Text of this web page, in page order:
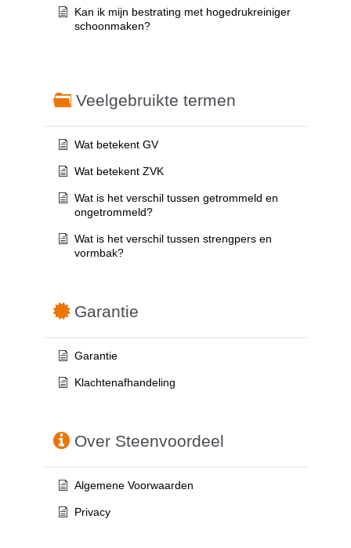
Kan ik mijn bestrating met hogedrukreiniger
schoonmaken?
Veelgebruikte termen
Wat betekent GV
Wat betekent ZVK
Wat is het verschil tussen getrommeld en
ongetrommeld?
Wat is het verschil tussen strengpers en
vormbak?
Garantie
Garantie
Klachtenafhandeling
Over Steenvoordeel
Algemene Voorwaarden
Privacy